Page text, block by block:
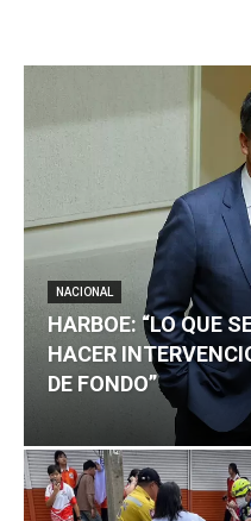
NACIONAL
HARBOE: “LO QUE
HACER
DE FONDO”